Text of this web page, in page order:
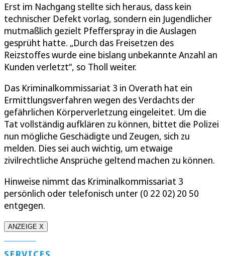
Erst im Nachgang stellte sich heraus, dass kein
technischer Defekt vorlag, sondern ein Jugendlicher
mutmaßlich gezielt Pfefferspray in die Auslagen
gesprüht hatte. „Durch das Freisetzen des
Reizstoffes wurde eine bislang unbekannte Anzahl an
Kunden verletzt“, so Tholl weiter.
Das Kriminalkommissariat 3 in Overath hat ein
Ermittlungsverfahren wegen des Verdachts der
gefährlichen Körperverletzung eingeleitet. Um die
Tat vollständig aufklären zu können, bittet die Polizei
nun mögliche Geschädigte und Zeugen, sich zu
melden. Dies sei auch wichtig, um etwaige
zivilrechtliche Ansprüche geltend machen zu können.
Hinweise nimmt das Kriminalkommissariat 3
persönlich oder telefonisch unter (0 22 02) 20 50
entgegen.
ANZEIGE X